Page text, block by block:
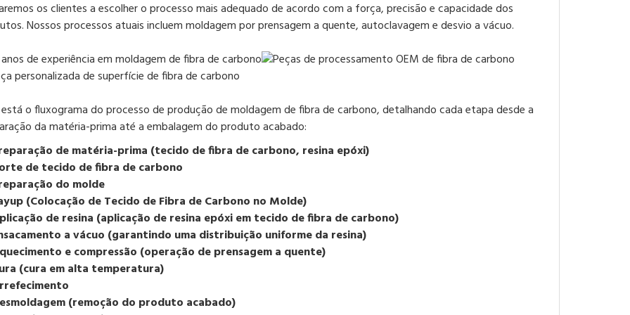
os clientes a escolher o processo mais adequado de acordo com a força, precisão e capacidade dos
Nossos processos atuais incluem moldagem por prensagem a quente, autoclavagem e desvio a vácuo.
o fluxograma do processo de produção de moldagem de fibra de carbono, detalhando cada etapa desde a
da matéria-prima até a embalagem do produto acabado:
de matéria-prima (tecido de fibra de carbono, resina epóxi)
de tecido de fibra de carbono
do molde
(Colocação de Tecido de Fibra de Carbono no Molde)
de resina (aplicação de resina epóxi em tecido de fibra de carbono)
a vácuo (garantindo uma distribuição uniforme da resina)
e compressão (operação de prensagem a quente)
(cura em alta temperatura)
(remoção do produto acabado)